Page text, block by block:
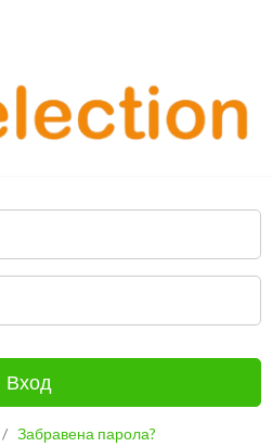
Вход
/ Забравена парола?